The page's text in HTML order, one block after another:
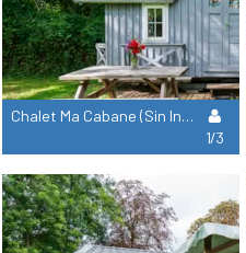
Chalet Ma Cabane (Sin Instalaciones Sanitarias) 2 Adultos 1 Niño
1/3